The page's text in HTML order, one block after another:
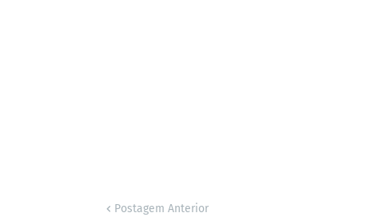
Postagem Anterior